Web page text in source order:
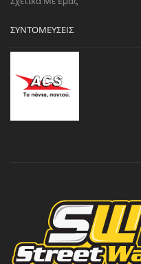
ΣΥΝΤΟΜΕΎΣΕΙΣ